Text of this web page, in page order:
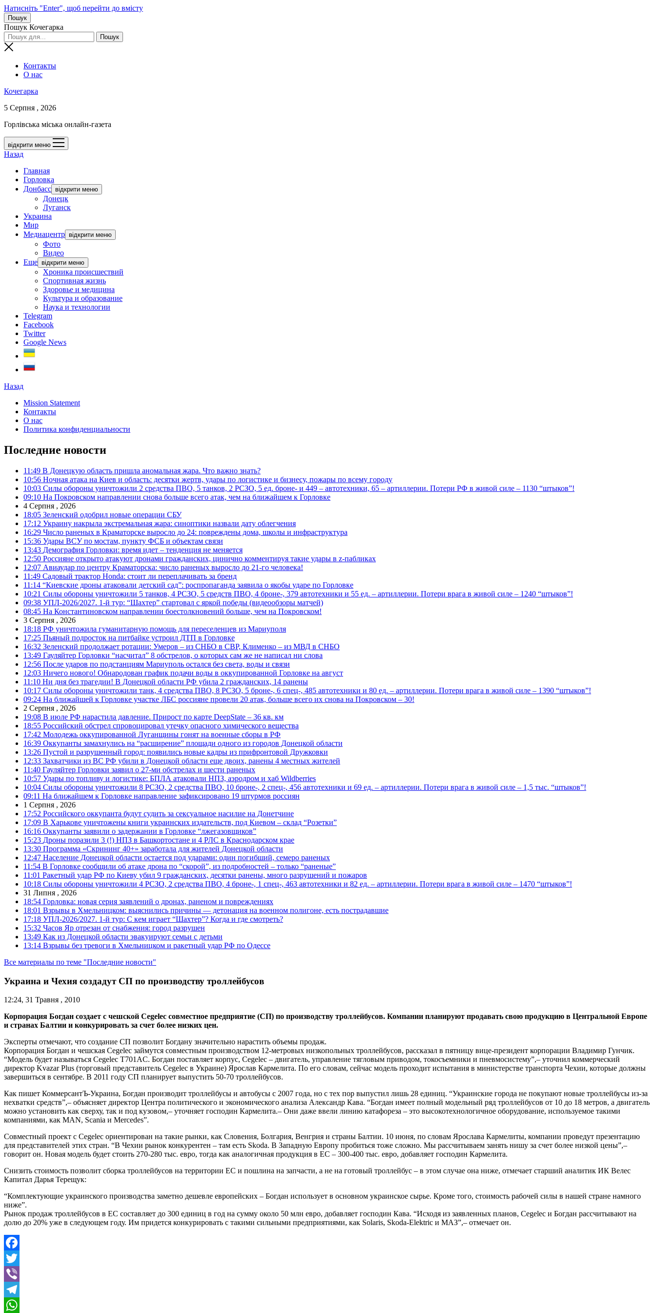
Натисніть "Enter", щоб перейти до вмісту
Пошук
Пошук Кочегарка
Контакты
О нас
Кочегарка
5 Серпня , 2026
Горлівська міська онлайн-газета
відкрити меню
Назад
Главная
Горловка
Донбасс відкрити меню
Донецк
Луганск
Украина
Мир
Медиацентр відкрити меню
Фото
Видео
Еще відкрити меню
Хроника происшествий
Спортивная жизнь
Здоровье и медицина
Культура и образование
Наука и технологии
Telegram
Facebook
Twitter
Google News
Назад
Mission Statement
Контакты
О нас
Политика конфиденциальности
Последние новости
11:49 В Донецкую область пришла аномальная жара. Что важно знать?
10:56 Ночная атака на Киев и область: десятки жертв, удары по логистике и бизнесу, пожары по всему городу
10:03 Силы обороны уничтожили 2 средства ПВО, 5 танков, 2 РСЗО, 5 ед. броне- и 449 – автотехники, 65 – артиллерии. Потери РФ в живой силе – 1130 “штыков”!
09:10 На Покровском направлении снова больше всего атак, чем на ближайшем к Горловке
4 Серпня , 2026
18:05 Зеленский одобрил новые операции СБУ
17:12 Украину накрыла экстремальная жара: синоптики назвали дату облегчения
16:29 Число раненых в Краматорске выросло до 24: повреждены дома, школы и инфраструктура
15:36 Удары ВСУ по мостам, пункту ФСБ и объектам связи
13:43 Демография Горловки: время идет – тенденция не меняется
12:50 Россияне открыто атакуют дронами гражданских, цинично комментируя такие удары в z-пабликах
12:07 Авиаудар по центру Краматорска: число раненых выросло до 21-го человека!
11:49 Садовый трактор Honda: стоит ли переплачивать за бренд
11:14 “Киевские дроны атаковали детский сад”: роспропаганда заявила о якобы ударе по Горловке
10:21 Силы обороны уничтожили 5 танков, 4 РСЗО, 5 средств ПВО, 4 броне-, 379 автотехники и 55 ед. – артиллерии. Потери врага в живой силе – 1240 “штыков”!
09:38 УПЛ-2026/2027. 1-й тур: “Шахтер” стартовал с яркой победы (видеообзоры матчей)
08:45 На Константиновском направлении боестолкновений больше, чем на Покровском!
3 Серпня , 2026
18:18 РФ уничтожила гуманитарную помощь для переселенцев из Мариуполя
17:25 Пьяный подросток на питбайке устроил ДТП в Горловке
16:32 Зеленский продолжает ротации: Умеров – из СНБО в СВР, Клименко – из МВД в СНБО
13:49 Гауляйтер Горловки “насчитал” 8 обстрелов, о которых сам же не написал ни слова
12:56 После ударов по подстанциям Мариуполь остался без света, воды и связи
12:03 Ничего нового! Обнародован график подачи воды в оккупированной Горловке на август
11:10 Ни дня без трагедии! В Донецкой области РФ убила 2 гражданских, 14 ранены
10:17 Силы обороны уничтожили танк, 4 средства ПВО, 8 РСЗО, 5 броне-, 6 спец-, 485 автотехники и 80 ед. – артиллерии. Потери врага в живой силе – 1390 “штыков”!
09:24 На ближайшей к Горловке участке ЛБС россияне провели 20 атак, больше всего их снова на Покровском – 30!
2 Серпня , 2026
19:08 В июле РФ нарастила давление. Прирост по карте DeepState – 36 кв. км
18:55 Российский обстрел спровоцировал утечку опасного химического вещества
17:42 Молодежь оккупированной Луганщины гонят на военные сборы в РФ
16:39 Оккупанты замахнулись на “расширение” площади одного из городов Донецкой области
13:26 Пустой и разрушенный город: появились новые кадры из прифронтовой Дружковки
12:33 Захватчики из ВС РФ убили в Донецкой области еще двоих, ранены 4 местных жителей
11:40 Гауляйтер Горловки заявил о 27-ми обстрелах и шести раненых
10:57 Удары по топливу и логистике: БПЛА атаковали НПЗ, аэродром и хаб Wildberries
10:04 Силы обороны уничтожили 8 РСЗО, 2 средства ПВО, 10 броне-, 2 спец-, 456 автотехники и 69 ед. – артиллерии. Потери врага в живой силе – 1,5 тыс. “штыков”!
09:11 На ближайшем к Горловке направление зафиксировано 19 штурмов россиян
1 Серпня , 2026
17:52 Российского оккупанта будут судить за сексуальное насилие на Донетчине
17:09 В Харькове уничтожены книги украинских издательств, под Киевом – склад “Розетки”
16:16 Оккупанты заявили о задержании в Горловке “лжегазовщиков”
15:23 Дроны поразили 3 (!) НПЗ в Башкортостане и 4 РЛС в Краснодарском крае
13:30 Программа «Скрининг 40+» заработала для жителей Донецкой области
12:47 Население Донецкой области остается под ударами: один погибший, семеро раненых
11:54 В Горловке сообщили об атаке дрона по “скорой”, из подробностей – только “раненые”
11:01 Ракетный удар РФ по Киеву убил 9 гражданских, десятки ранены, много разрушений и пожаров
10:18 Силы обороны уничтожили 4 РСЗО, 2 средства ПВО, 4 броне-, 1 спец-, 463 автотехники и 82 ед. – артиллерии. Потери врага в живой силе – 1470 “штыков”!
31 Липня , 2026
18:54 Горловка: новая серия заявлений о дронах, раненом и повреждениях
18:01 Взрывы в Хмельницком: выяснились причины — детонация на военном полигоне, есть пострадавшие
17:18 УПЛ-2026/2027. 1-й тур: С кем играет “Шахтер”? Когда и где смотреть?
15:32 Часов Яр отрезан от снабжения: город разрушен
13:49 Как из Донецкой области эвакуируют семьи с детьми
13:14 Взрывы без тревоги в Хмельницком и ракетный удар РФ по Одессе
Все материалы по теме "Последние новости"
Украина и Чехия создадут СП по производству троллейбусов
12:24, 31 Травня , 2010
Корпорация Богдан создает с чешской Cegelec совместное предприятие (СП) по производству троллейбусов. Компании планируют продавать свою продукцию в Центральной Европе
и странах Балтии и конкурировать за счет более низких цен.
Эксперты отмечают, что создание СП позволит Богдану значительно нарастить объемы продаж.
Корпорация Богдан и чешская Cegelec займутся совместным производством 12-метровых низкопольных троллейбусов, рассказал в пятницу вице-президент корпорации Владимир Гунчик.
“Модель будет называться Cegelec T701AC. Богдан поставляет корпус, Cegelec – двигатель, управление тягловым приводом, токосъемники и пневмосистему”,– уточнил коммерческий
директор Kvazar Plus (торговый представитель Сegelec в Украине) Ярослав Кармелита. По его словам, сейчас модель проходит испытания в министерстве транспорта Чехии, которые должны
завершиться в сентябре. В 2011 году СП планирует выпустить 50-70 троллейбусов.
Как пишет КоммерсантЪ-Украина, Богдан производит троллейбусы и автобусы с 2007 года, но с тех пор выпустил лишь 28 единиц. “Украинские города не покупают новые троллейбусы из-за
нехватки средств”,– объясняет директор Центра политического и экономического анализа Александр Кава. “Богдан имеет полный модельный ряд троллейбусов от 10 до 18 метров, а двигатель
можно установить как сверху, так и под кузовом,– уточняет господин Кармелита.– Они даже ввели линию катафореза – это высокотехнологичное оборудование, используемое такими
компаниями, как MAN, Scania и Mercedes”.
Совместный проект с Cegelec ориентирован на такие рынки, как Словения, Болгария, Венгрия и страны Балтии. 10 июня, по словам Ярослава Кармелиты, компании проведут презентацию
для представителей этих стран. “В Чехии рынок конкурентен – там есть Skoda. В Западную Европу пробиться тоже сложно. Мы рассчитываем занять нишу за счет более низкой цены”,–
говорит он. Новая модель будет стоить 270-280 тыс. евро, тогда как аналогичная продукция в ЕС – 300-400 тыс. евро, добавляет господин Кармелита.
Снизить стоимость позволит сборка троллейбусов на территории ЕС и пошлина на запчасти, а не на готовый троллейбус – в этом случае она ниже, отмечает старший аналитик ИК Велес
Капитал Дарья Терещук:
“Комплектующие украинского производства заметно дешевле европейских – Богдан использует в основном украинское сырье. Кроме того, стоимость рабочей силы в нашей стране намного
ниже”.
Рынок продаж троллейбусов в ЕС составляет до 300 единиц в год на сумму около 50 млн евро, добавляет господин Кава. “Исходя из заявленных планов, Сegelec и Богдан рассчитывают на
долю до 20% уже в следующем году. Им придется конкурировать с такими сильными предприятиями, как Solaris, Skoda-Elektric и МАЗ”,– отмечает он.
Facebook
Twitter
Viber
Telegram